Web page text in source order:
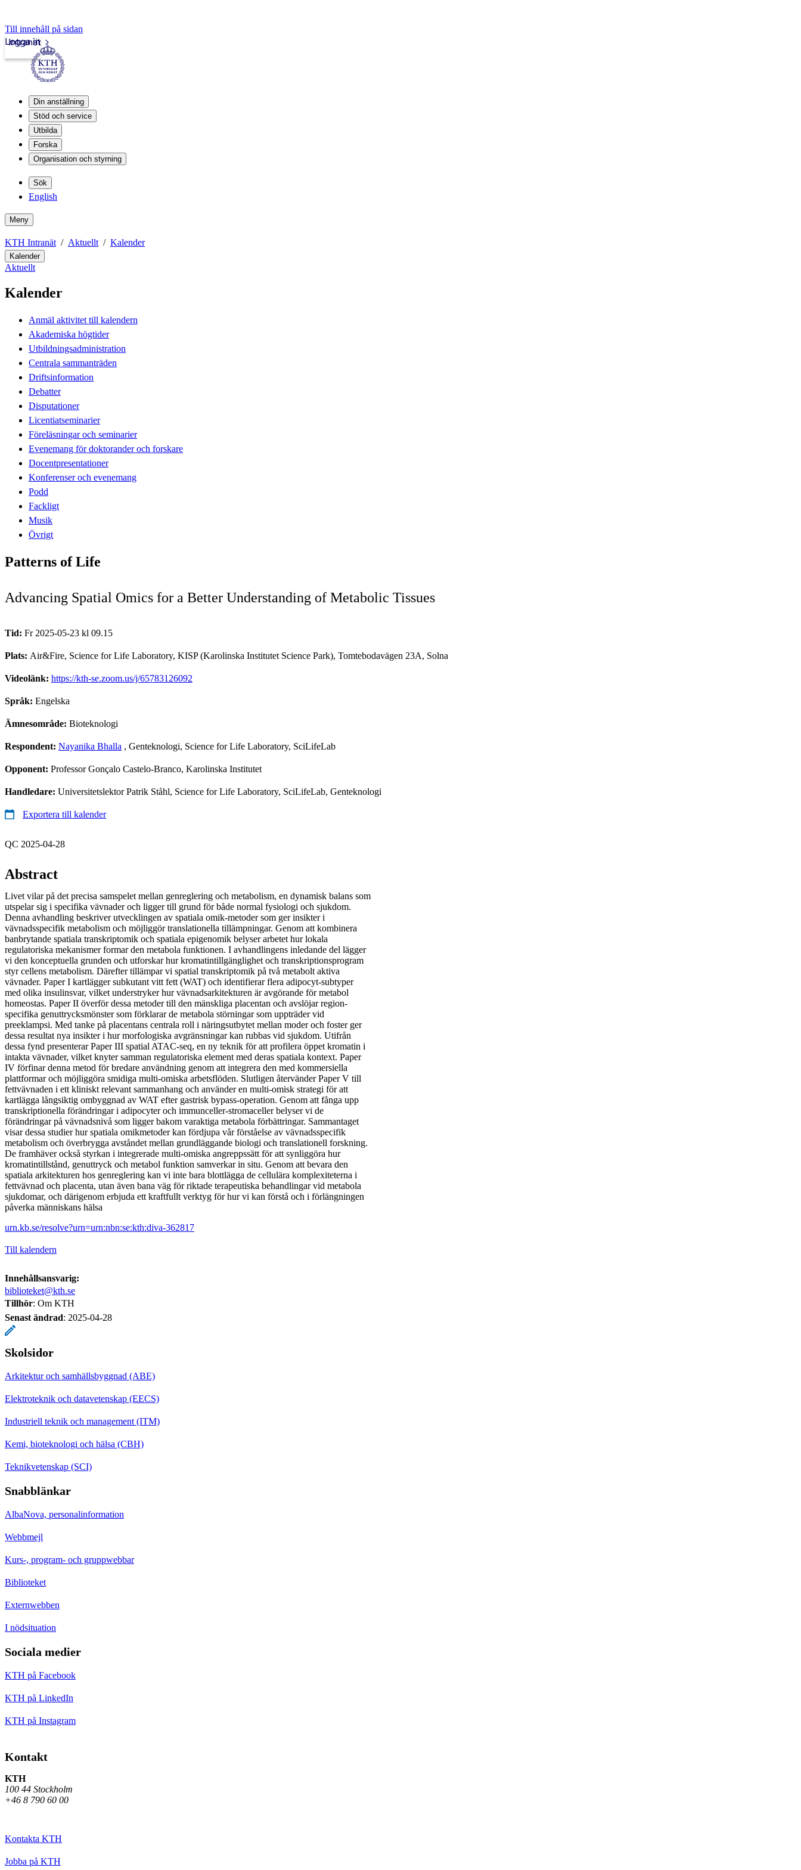
Till innehåll på sidan
Intranät
Logga in
Din anställning
Stöd och service
Utbilda
Forska
Organisation och styrning
Sök
English
Meny
KTH Intranät Aktuellt Kalender
Kalender
Aktuellt
Kalender
Anmäl aktivitet till kalendern
Akademiska högtider
Utbildningsadministration
Centrala sammanträden
Driftsinformation
Debatter
Disputationer
Licentiatseminarier
Föreläsningar och seminarier
Evenemang för doktorander och forskare
Docentpresentationer
Konferenser och evenemang
Podd
Fackligt
Musik
Övrigt
Patterns of Life
Advancing Spatial Omics for a Better Understanding of Metabolic Tissues
Tid: Fr 2025-05-23 kl 09.15
Plats: Air&Fire, Science for Life Laboratory, KISP (Karolinska Institutet Science Park), Tomtebodavägen 23A, Solna
Videolänk: https://kth-se.zoom.us/j/65783126092
Språk: Engelska
Ämnesområde: Bioteknologi
Respondent: Nayanika Bhalla , Genteknologi, Science for Life Laboratory, SciLifeLab
Opponent: Professor Gonçalo Castelo-Branco, Karolinska Institutet
Handledare: Universitetslektor Patrik Ståhl, Science for Life Laboratory, SciLifeLab, Genteknologi
Exportera till kalender
QC 2025-04-28
Abstract
Livet vilar på det precisa samspelet mellan genreglering och metabolism, en dynamisk balans som
utspelar sig i specifika vävnader och ligger till grund för både normal fysiologi och sjukdom.
Denna avhandling beskriver utvecklingen av spatiala omik-metoder som ger insikter i
vävnadsspecifik metabolism och möjliggör translationella tillämpningar. Genom att kombinera
banbrytande spatiala transkriptomik och spatiala epigenomik belyser arbetet hur lokala
regulatoriska mekanismer formar den metabola funktionen. I avhandlingens inledande del lägger
vi den konceptuella grunden och utforskar hur kromatintillgänglighet och transkriptionsprogram
styr cellens metabolism. Därefter tillämpar vi spatial transkriptomik på två metabolt aktiva
vävnader. Paper I kartlägger subkutant vitt fett (WAT) och identifierar flera adipocyt-subtyper
med olika insulinsvar, vilket understryker hur vävnadsarkitekturen är avgörande för metabol
homeostas. Paper II överför dessa metoder till den mänskliga placentan och avslöjar region-
specifika genuttrycksmönster som förklarar de metabola störningar som uppträder vid
preeklampsi. Med tanke på placentans centrala roll i näringsutbytet mellan moder och foster ger
dessa resultat nya insikter i hur morfologiska avgränsningar kan rubbas vid sjukdom. Utifrån
dessa fynd presenterar Paper III spatial ATAC-seq, en ny teknik för att profilera öppet kromatin i
intakta vävnader, vilket knyter samman regulatoriska element med deras spatiala kontext. Paper
IV förfinar denna metod för bredare användning genom att integrera den med kommersiella
plattformar och möjliggöra smidiga multi-omiska arbetsflöden. Slutligen återvänder Paper V till
fettvävnaden i ett kliniskt relevant sammanhang och använder en multi-omisk strategi för att
kartlägga långsiktig ombyggnad av WAT efter gastrisk bypass-operation. Genom att fånga upp
transkriptionella förändringar i adipocyter och immunceller-stromaceller belyser vi de
förändringar på vävnadsnivå som ligger bakom varaktiga metabola förbättringar. Sammantaget
visar dessa studier hur spatiala omikmetoder kan fördjupa vår förståelse av vävnadsspecifik
metabolism och överbrygga avståndet mellan grundläggande biologi och translationell forskning.
De framhäver också styrkan i integrerade multi-omiska angreppssätt för att synliggöra hur
kromatintillstånd, genuttryck och metabol funktion samverkar in situ. Genom att bevara den
spatiala arkitekturen hos genreglering kan vi inte bara blottlägga de cellulära komplexiteterna i
fettvävnad och placenta, utan även bana väg för riktade terapeutiska behandlingar vid metabola
sjukdomar, och därigenom erbjuda ett kraftfullt verktyg för hur vi kan förstå och i förlängningen
påverka människans hälsa
urn.kb.se/resolve?urn=urn:nbn:se:kth:diva-362817
Till kalendern
Innehållsansvarig:
biblioteket@kth.se
Tillhör: Om KTH
Senast ändrad: 2025-04-28
Skolsidor
Arkitektur och samhällsbyggnad (ABE)
Elektroteknik och datavetenskap (EECS)
Industriell teknik och management (ITM)
Kemi, bioteknologi och hälsa (CBH)
Teknikvetenskap (SCI)
Snabblänkar
AlbaNova, personalinformation
Webbmejl
Kurs-, program- och gruppwebbar
Biblioteket
Externwebben
I nödsituation
Sociala medier
KTH på Facebook
KTH på LinkedIn
KTH på Instagram
Kontakt
KTH
100 44 Stockholm
+46 8 790 60 00
Kontakta KTH
Jobba på KTH